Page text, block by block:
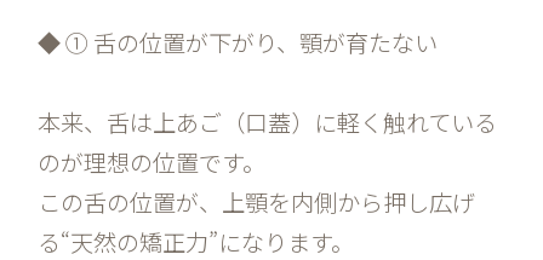
◆ ① 舌の位置が下がり、顎が育たない
本来、舌は上あご（口蓋）に軽く触れている
のが理想の位置です。
この舌の位置が、上顎を内側から押し広げ
る“天然の矯正力”になります。